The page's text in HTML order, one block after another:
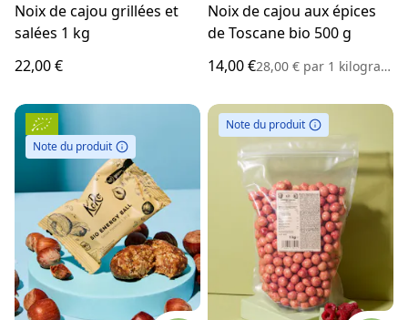
Noix de cajou grillées et
salées 1 kg
22,00 €
Noix de cajou aux épices
de Toscane bio 500 g
14,00 €28,00 € par 1 kilogramme
Note du produit
Note du produit